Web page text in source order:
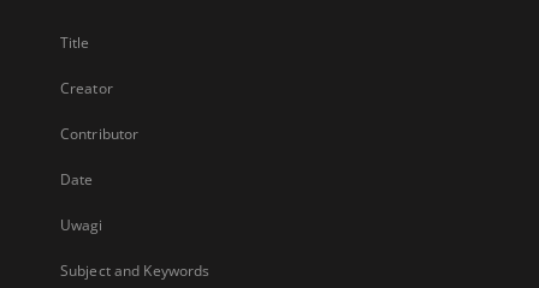
Title
Creator
Contributor
Date
Uwagi
Subject and Keywords